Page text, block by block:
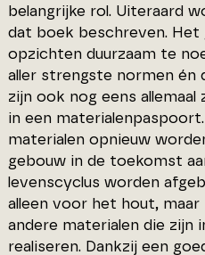
belangrijke rol. Uiteraard
dat boek beschreven. Het
opzichten duurzaam te
aller strengste normen én
zijn ook nog eens
in een
materialen opnieuw
gebouw in de toekomst
levenscyclus worden
alleen voor het hout,
andere materialen die
realiseren. Dankzij een